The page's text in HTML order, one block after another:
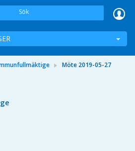
Sök
Möte 2019-05-27